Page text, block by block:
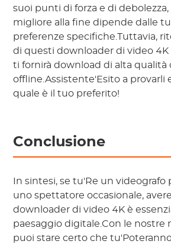
suoi punti di forza e di
migliore alla fine dipende dalle
preferenze specifiche.Tuttavia,
di questi downloader di video 4K
ti fornirà download di alta qualità
offline.Assistente'Esito a provarli
quale è il tuo preferito!
Conclusione
In sintesi, se tu'Re un videografo
uno spettatore occasionale,
downloader di video 4K è
paesaggio digitale.Con le nostre
puoi stare certo che